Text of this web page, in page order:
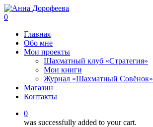
0
Главная
Обо мне
Мои проекты
Шахматный клуб «Стратегия»
Мои книги
Журнал «Шахматный Совёнок»
Магазин
Контакты
0
was successfully added to your cart.